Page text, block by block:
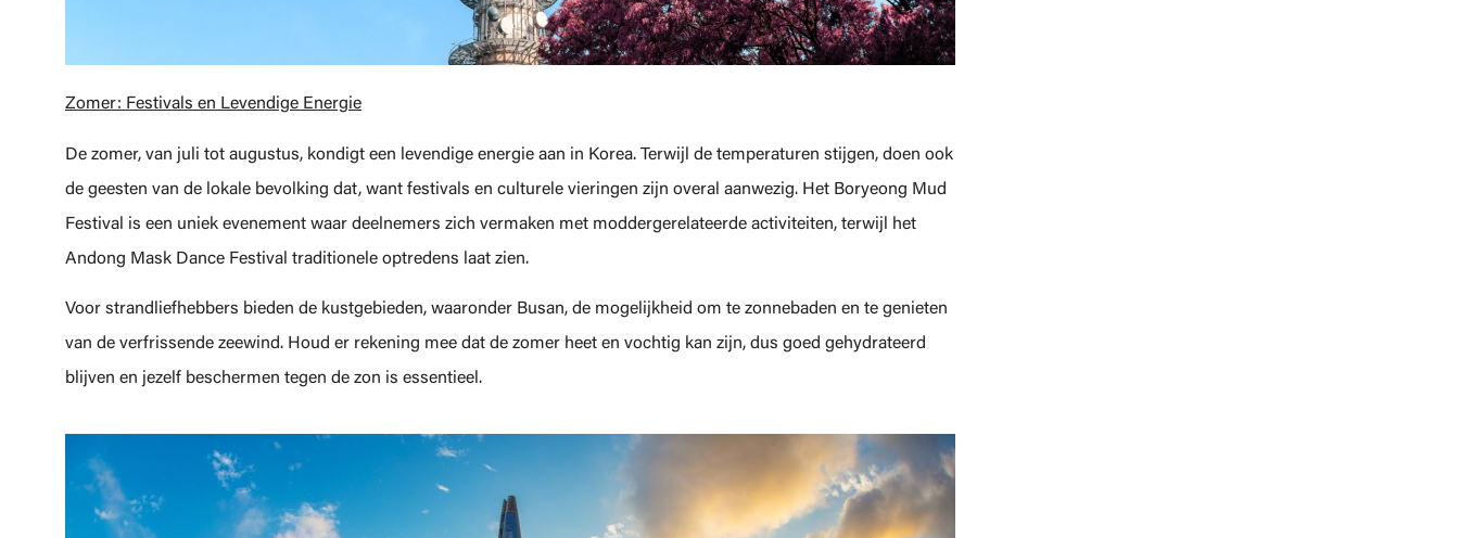
Zomer: Festivals en Levendige Energie
De zomer, van juli tot augustus, kondigt een levendige energie aan in Korea. Terwijl de temperaturen stijgen, doen ook
de geesten van de lokale bevolking dat, want festivals en culturele vieringen zijn overal aanwezig. Het Boryeong Mud
Festival is een uniek evenement waar deelnemers zich vermaken met moddergerelateerde activiteiten, terwijl het
Andong Mask Dance Festival traditionele optredens laat zien.
Voor strandliefhebbers bieden de kustgebieden, waaronder Busan, de mogelijkheid om te zonnebaden en te genieten
van de verfrissende zeewind. Houd er rekening mee dat de zomer heet en vochtig kan zijn, dus goed gehydrateerd
blijven en jezelf beschermen tegen de zon is essentieel.